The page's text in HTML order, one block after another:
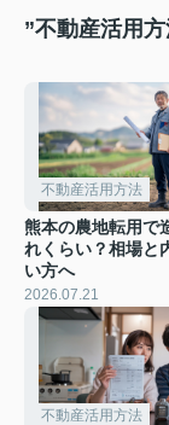
”不動産活用
不動産活用方法
熊本の農地転用で
れくらい？相場と
い方へ
2026.07.21
不動産活用方法